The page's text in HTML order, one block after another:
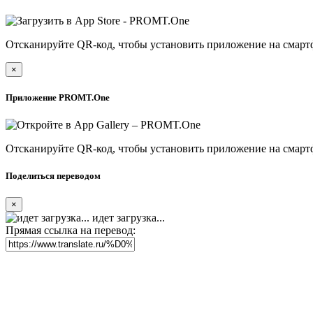
Отсканируйте QR-код, чтобы установить приложение на
×
Приложение PROMT.One
Отсканируйте QR-код, чтобы установить приложение на
Поделиться переводом
×
идет загрузка...
Прямая ссылка на перевод: